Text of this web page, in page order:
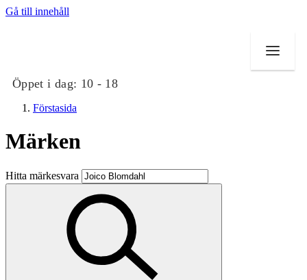
Gå till innehåll
Öppet i dag: 10 - 18
Butiker
Mat och dryck
Evenemang
Erbjudanden
Förstasida
Märken
Hitta märkesvara